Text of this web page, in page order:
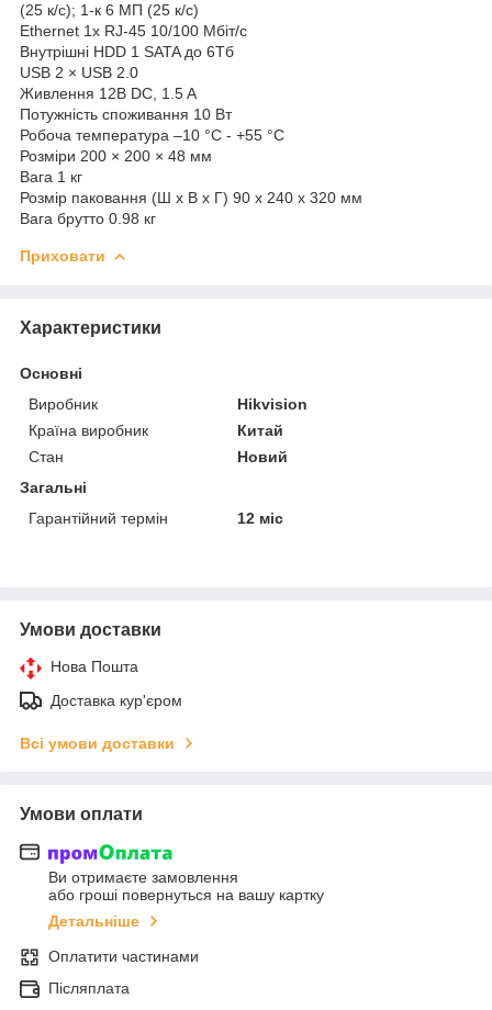
(25 к/с); 1-к 6 МП (25 к/с)
Ethernet 1х RJ-45 10/100 Мбіт/с
Внутрішні HDD 1 SATA до 6Тб
USB 2 × USB 2.0
Живлення 12В DC, 1.5 A
Потужність споживання 10 Вт
Робоча температура –10 °C - +55 °C
Розміри 200 × 200 × 48 мм
Вага 1 кг
Розмір паковання (Ш х В х Г) 90 x 240 x 320 мм
Вага брутто 0.98 кг
Приховати
Характеристики
Основні
Виробник
Hikvision
Країна виробник
Китай
Стан
Новий
Загальні
Гарантійний термін
12 міс
Умови доставки
Нова Пошта
Доставка кур'єром
Всі умови доставки
Умови оплати
Ви отримаєте замовлення
або гроші повернуться на вашу картку
Детальніше
Оплатити частинами
Післяплата